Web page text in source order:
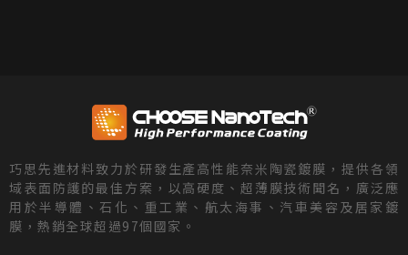
巧思先進材料致力於研發生產高性能奈米陶瓷鍍膜，提供各領
域表面防護的最佳方案，以高硬度、超薄膜技術聞名，廣泛應
用於半導體、石化、重工業、航太海事、汽車美容及居家鍍
膜，熱銷全球超過97個國家。